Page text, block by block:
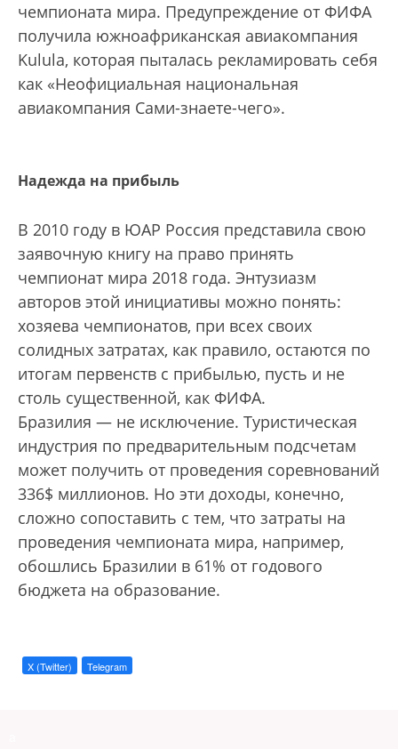
чемпионата мира. Предупреждение от ФИФА
получила южноафриканская авиакомпания
Kulula, которая пыталась рекламировать себя
как «Неофициальная национальная
авиакомпания Сами-знаете-чего».
Надежда на прибыль
В 2010 году в ЮАР Россия представила свою
заявочную книгу на право принять
чемпионат мира 2018 года. Энтузиазм
авторов этой инициативы можно понять:
хозяева чемпионатов, при всех своих
солидных затратах, как правило, остаются по
итогам первенств с прибылью, пусть и не
столь существенной, как ФИФА.
Бразилия — не исключение. Туристическая
индустрия по предварительным подсчетам
может получить от проведения соревнований
336$ миллионов. Но эти доходы, конечно,
сложно сопоставить с тем, что затраты на
проведения чемпионата мира, например,
обошлись Бразилии в 61% от годового
бюджета на образование.
X (Twitter) Telegram